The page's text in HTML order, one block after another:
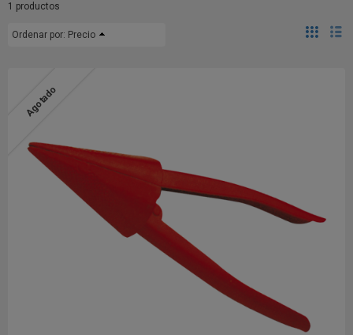
1 productos
Ordenar por: Precio
Agotado